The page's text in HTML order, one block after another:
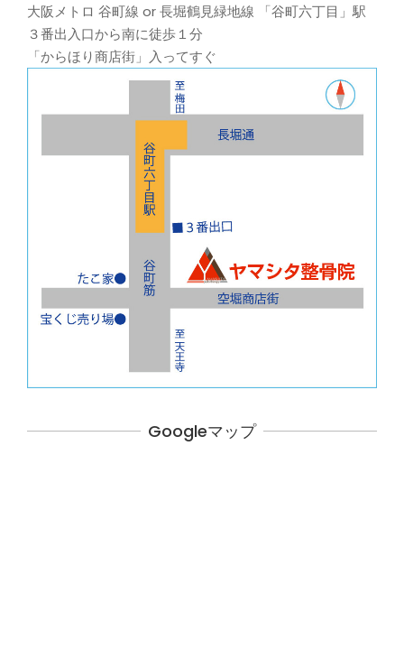
大阪メトロ 谷町線 or 長堀鶴見緑地線 「谷町六丁目」駅
３番出入口から南に徒歩１分
「からほり商店街」入ってすぐ
Googleマップ